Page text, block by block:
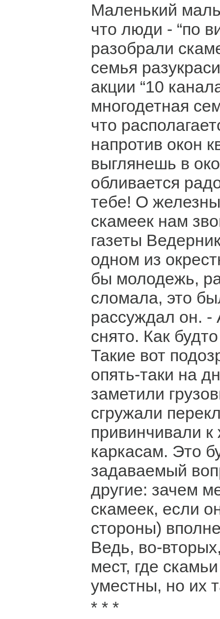
Маленький
что люди - “по
разобрали
семья
акции “10
многодетная
что
напротив окон
выглянешь в
обливается
тебе! О
скамеек нам
газеты
одном из
бы молодежь,
сломала, это
рассуждал он. -
снято. Как
Такие вот
опять-таки на
заметили
сгружали
привинчивали
каркасам. Это
задаваемый
другие: зачем
скамеек, если
стороны)
Ведь, во-
мест, где
уместны, но их
* * *